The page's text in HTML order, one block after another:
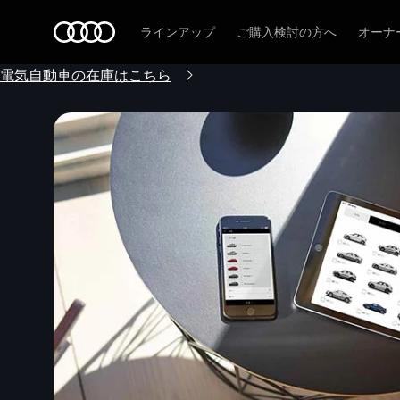
ラインアップ ご購入検討の方へ オーナ
電気自動車の在庫はこちら